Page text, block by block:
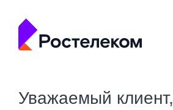
Уважаемый клиент,